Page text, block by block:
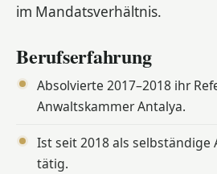
im Mandatsverhältnis.
Berufserfahrung
Absolvierte 2017–2018 ihr
Anwaltskammer Antalya.
Ist seit 2018 als selbständige
tätig.